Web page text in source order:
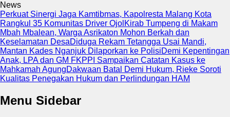
News
Perkuat Sinergi Jaga Kamtibmas, Kapolresta Malang Kota
Rangkul 35 Komunitas Driver Ojol Kirab Tumpeng di Makam
Mbah Mbalean, Warga Asrikaton Mohon Berkah dan
Keselamatan DesaDiduga Rekam Tetangga Usai Mandi,
Mantan Kades Nganjuk Dilaporkan ke PolisiDemi Kepentingan
Anak, LPA dan GM FKPPI Sampaikan Catatan Kasus ke
Mahkamah AgungDakwaan Batal Demi Hukum, Rieke Soroti
Kualitas Penegakan Hukum dan Perlindungan HAM
Menu Sidebar